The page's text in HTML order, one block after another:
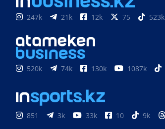
247k 21k 12k 75 523k
520k 74k 130k 1087k
851 3k 33k 10 9k